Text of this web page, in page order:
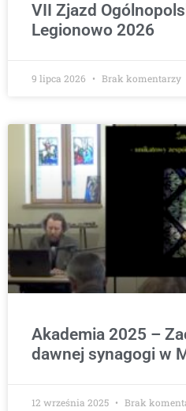
VII Zjazd
Legionowo 2026
9 lipca 2026 Brak komentarzy
Akademia 2025 –
dawnej synagogi w
12 września 2025 Brak